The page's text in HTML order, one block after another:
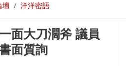
壇 洋洋密語
面大刀濶斧 議員
面質詢